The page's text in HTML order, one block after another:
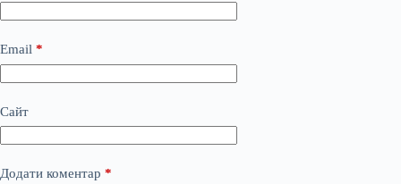
Email *
Сайт
Додати коментар *